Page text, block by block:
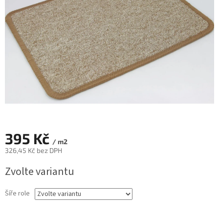
hvězdiček.
395 Kč / m2
326,45 Kč bez DPH
cena:
Zvolte variantu
Šíře role